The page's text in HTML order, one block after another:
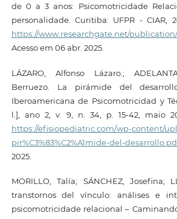
de 0 a 3 anos: Psicomotricidade
personalidade. Curitiba: UFPR - CIAR,
https://www.researchgate.net/
Acesso em 06 abr. 2025.
LÁZARO, Alfonso Lázaro.;
Berruezo. La pirámide del
Iberoamericana de Psicomotricidad y
l.], ano 2, v. 9, n. 34, p. 15-42, maio
https://efisiopediatric.com/wp-content/
pir%C3%83%C2%A1mide-del-
2025.
MORILLO, Talía; SÁNCHEZ, Josefina;
transtornos del vínculo: análises e
psicomotricidade relacional –